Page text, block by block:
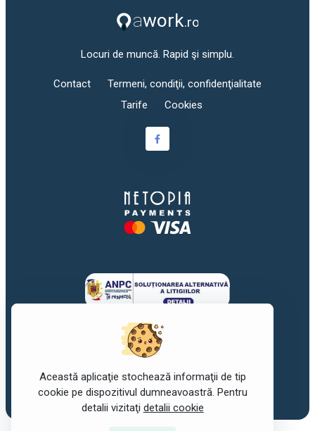
Locuri de muncă. Rapid şi simplu.
Contact
Termeni, condiţii, confidenţialitate
Tarife
Cookies
©2017-2026awork. Toate drepturile rezervate.
Această aplicaţie stochează informaţii de tip
cookie pe dispozitivul dumneavoastră. Pentru
detalii vizitaţi detalii cookie